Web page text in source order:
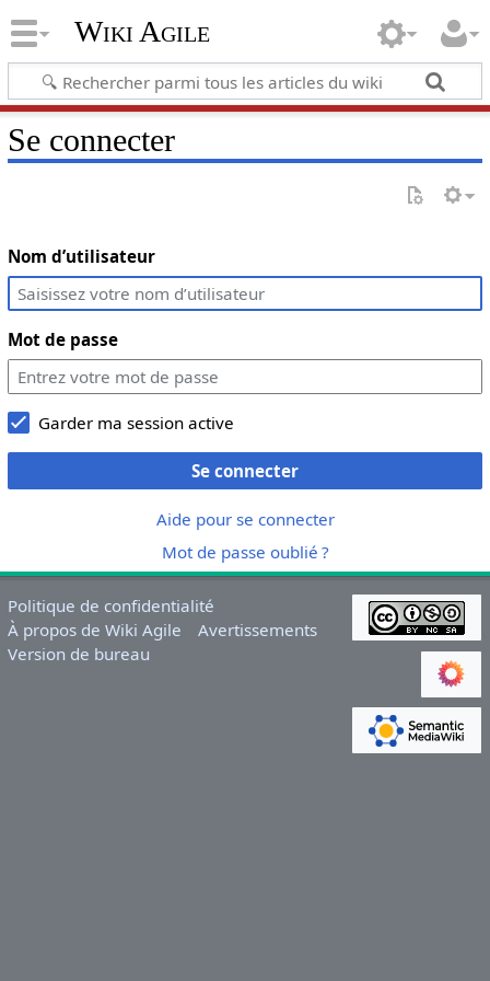
Wiki Agile
Se connecter
Nom d’utilisateur
Mot de passe
Garder ma session active
Se connecter
Aide pour se connecter
Mot de passe oublié ?
Politique de confidentialité
À propos de Wiki Agile
Avertissements
Version de bureau